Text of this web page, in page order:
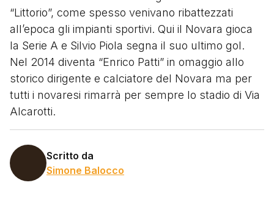
“Littorio”, come spesso venivano ribattezzati
all’epoca gli impianti sportivi. Qui il Novara gioca
la Serie A e Silvio Piola segna il suo ultimo gol.
Nel 2014 diventa “Enrico Patti” in omaggio allo
storico dirigente e calciatore del Novara ma per
tutti i novaresi rimarrà per sempre lo stadio di Via
Alcarotti.
Scritto da
Simone Balocco